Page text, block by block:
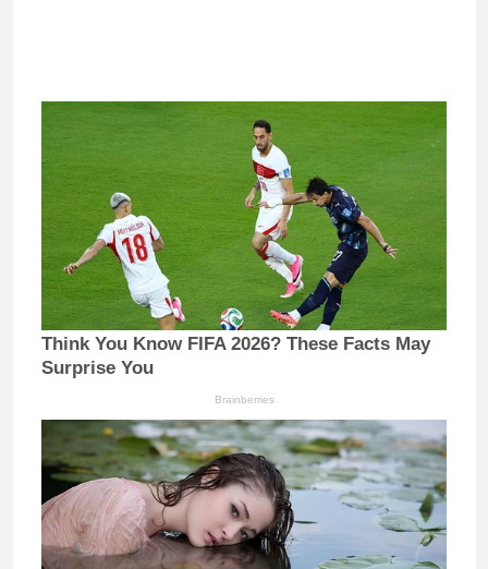
Think You Know FIFA 2026? These Facts May
Surprise You
Brainberries